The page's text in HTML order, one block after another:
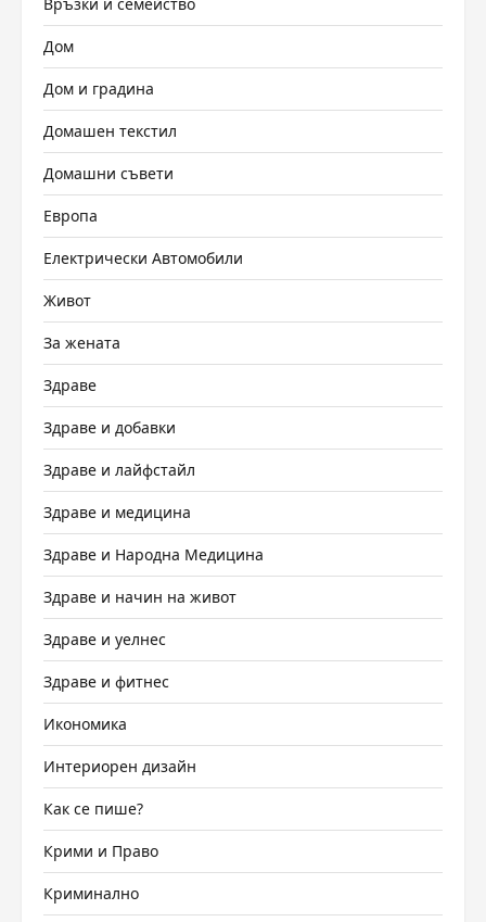
Дом
Дом и градина
Домашен текстил
Домашни съвети
Европа
Електрически Автомобили
Живот
За жената
Здраве
Здраве и добавки
Здраве и лайфстайл
Здраве и медицина
Здраве и Народна Медицина
Здраве и начин на живот
Здраве и уелнес
Здраве и фитнес
Икономика
Интериорен дизайн
Как се пише?
Крими и Право
Криминално